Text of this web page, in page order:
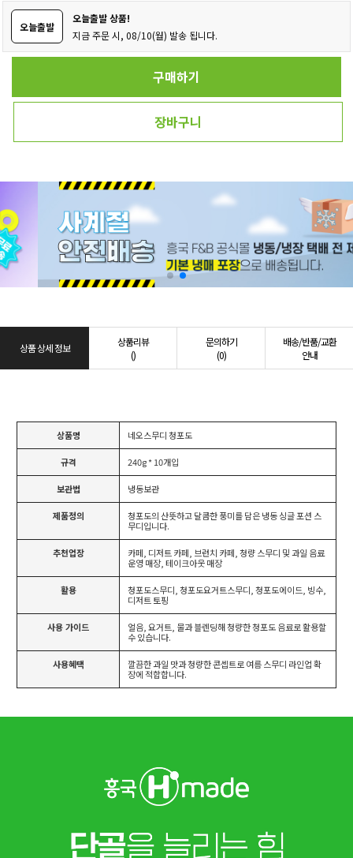
오늘출발
오늘출발 상품!
지금 주문 시, 08/10(월) 발송 됩니다.
구매하기
장바구니
상품 상세 정보
상품리뷰
()
문의하기
(0)
배송/반품/교환
안내
상품명 네오스무디 청포도
규격 240g * 10개입
보관법 냉동보관
제품정의
청포도의 산뜻하고 달콤한 풍미를 담은 냉동 싱글 포션 스
무디입니다.
추천업장
카페, 디저트 카페, 브런치 카페, 청량 스무디 및 과일 음료
운영 매장, 테이크아웃 매장
활용
청포도스무디, 청포도요거트스무디, 청포도에이드, 빙수,
디저트 토핑
사용 가이드
얼음, 요거트, 물과 블렌딩해 청량한 청포도 음료로 활용할
수 있습니다.
사용혜택
깔끔한 과일 맛과 청량한 콘셉트로 여름 스무디 라인업 확
장에 적합합니다.